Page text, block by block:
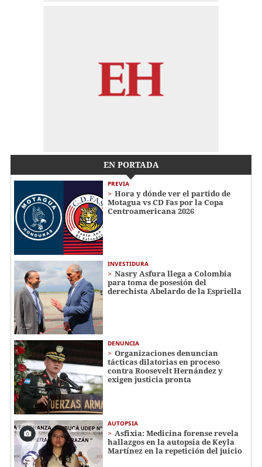
EN PORTADA
PREVIA
Hora y dónde ver el partido de
Motagua vs CD Fas por la Copa
Centroamericana 2026
INVESTIDURA
Nasry Asfura llega a Colombia
para toma de posesión del
derechista Abelardo de la Espriella
DENUNCIA
Organizaciones denuncian
tácticas dilatorias en proceso
contra Roosevelt Hernández y
exigen justicia pronta
AUTOPSIA
Asfixia: Medicina forense revela
hallazgos en la autopsia de Keyla
Martínez en la repetición del juicio